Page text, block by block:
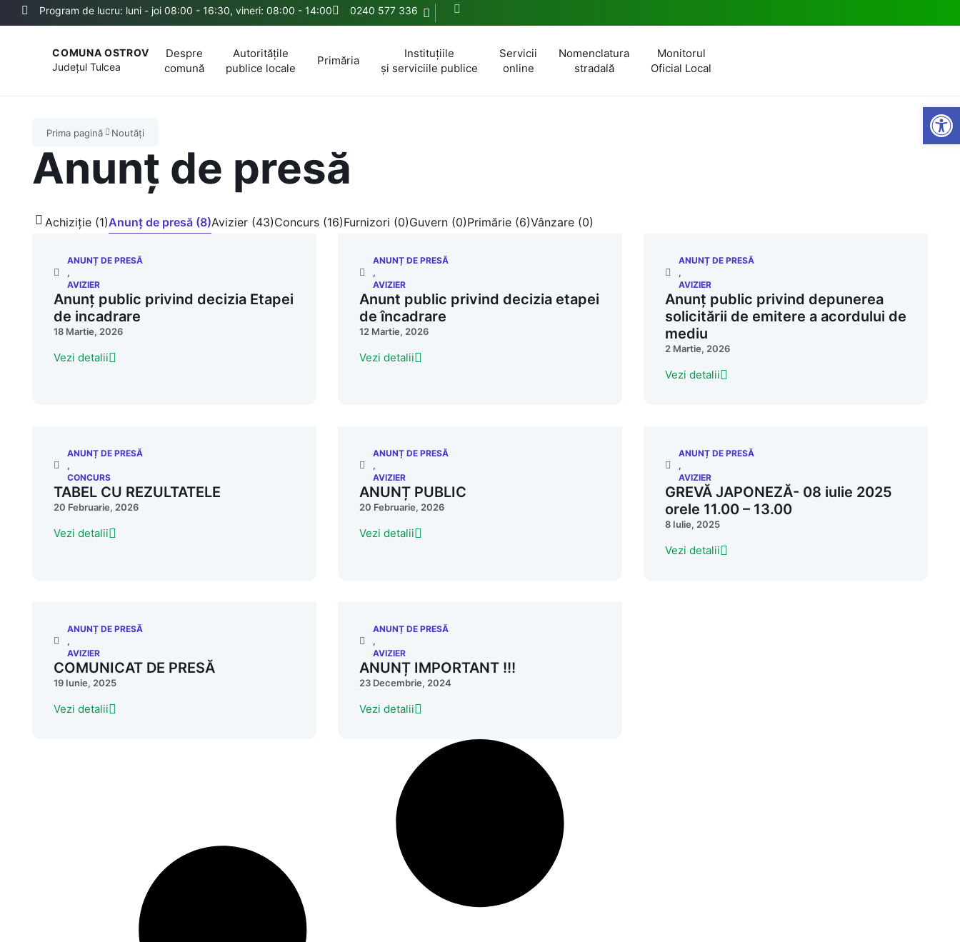
Program de lucru: luni - joi 08:00 - 16:30, vineri: 08:00 - 14:00 0240 577 336
COMUNA OSTROV
JudețulTulcea
Despre
comună
Autoritățile
publice locale
Primăria
Instituțiile
și serviciile publice
Servicii
online
Nomenclatura
stradală
Monitorul
Oficial Local
Prima pagină Noutăți
Anunț de presă
Achiziție (1)Anunț de presă (8)Avizier (43)Concurs (16)Furnizori (0)Guvern (0)Primărie (6)Vânzare (0)
ANUNȚ DE PRESĂ
,
AVIZIER
Anunț public privind decizia Etapei
de incadrare
18 Martie, 2026
Vezi detalii
ANUNȚ DE PRESĂ
,
AVIZIER
Anunt public privind decizia etapei
de încadrare
12 Martie, 2026
Vezi detalii
ANUNȚ DE PRESĂ
,
AVIZIER
Anunț public privind depunerea
solicitării de emitere a acordului de
mediu
2 Martie, 2026
Vezi detalii
ANUNȚ DE PRESĂ
,
CONCURS
TABEL CU REZULTATELE
20 Februarie, 2026
Vezi detalii
ANUNȚ DE PRESĂ
,
AVIZIER
ANUNȚ PUBLIC
20 Februarie, 2026
Vezi detalii
ANUNȚ DE PRESĂ
,
AVIZIER
GREVĂ JAPONEZĂ- 08 iulie 2025
orele 11.00 – 13.00
8 Iulie, 2025
Vezi detalii
ANUNȚ DE PRESĂ
,
AVIZIER
COMUNICAT DE PRESĂ
19 Iunie, 2025
Vezi detalii
ANUNȚ DE PRESĂ
,
AVIZIER
ANUNȚ IMPORTANT !!!
23 Decembrie, 2024
Vezi detalii